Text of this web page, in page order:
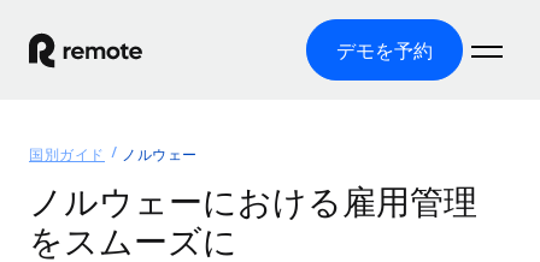
デモを予約
グローバル雇用
ソリューション
国別ガイド ノルウェー
ノルウェーにおける雇用管理
をスムーズに